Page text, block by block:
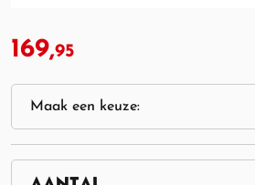
169,95